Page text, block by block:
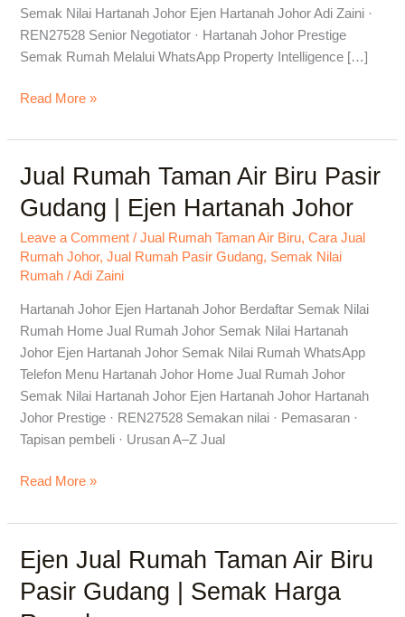
Semak Nilai Hartanah Johor Ejen Hartanah Johor Adi Zaini ·
REN27528 Senior Negotiator · Hartanah Johor Prestige
Semak Rumah Melalui WhatsApp Property Intelligence […]
Read More »
Jual Rumah Taman Air Biru Pasir
Gudang | Ejen Hartanah Johor
Leave a Comment /Jual Rumah Taman Air Biru,Cara Jual
Rumah Johor,Jual Rumah Pasir Gudang, Semak Nilai
Rumah /Adi Zaini
Hartanah Johor Ejen Hartanah Johor Berdaftar Semak Nilai
Rumah Home Jual Rumah Johor Semak Nilai Hartanah
Johor Ejen Hartanah Johor Semak Nilai Rumah WhatsApp
Telefon Menu Hartanah Johor Home Jual Rumah Johor
Semak Nilai Hartanah Johor Ejen Hartanah Johor Hartanah
Johor Prestige · REN27528 Semakan nilai · Pemasaran ·
Tapisan pembeli · Urusan A–Z Jual
Jual
Taman
Air
Biru
Pasir
Gudang
|
Ejen
Hartanah
Johor
Read More »
Ejen Jual Rumah Taman Air Biru
Pasir Gudang | Semak Harga
Ejen
Jual
Rumah